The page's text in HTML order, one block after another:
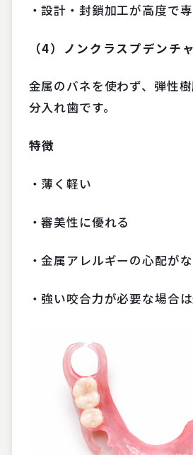
・設計・封鎖加工が高度で
（4）ノンクラスプデンチ
金属のバネを使わず、弾性
分入れ歯です。
特徴
・薄く軽い
・審美性に優れる
・金属アレルギーの心配が
・強い咬合力が必要な場合